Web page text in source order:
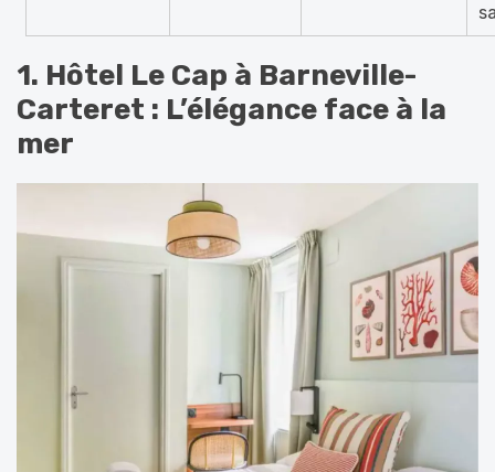
1. Hôtel Le Cap à Barneville-
Carteret : L’élégance face à la
mer